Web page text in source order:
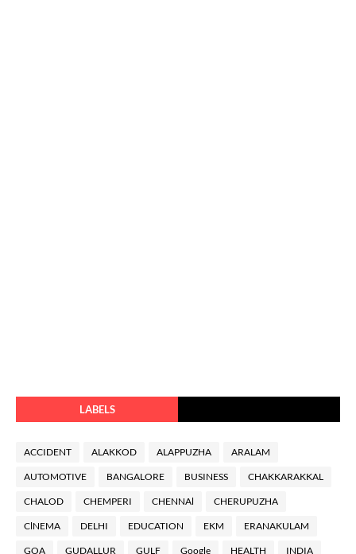
LABELS
ACCIDENT ALAKKOD ALAPPUZHA ARALAM
AUTOMOTIVE BANGALORE BUSINESS CHAKKARAKKAL
CHALOD CHEMPERI CHENNAl CHERUPUZHA
ClNEMA DELHI EDUCATION EKM ERANAKULAM
GOA GUDALLUR GULF Google HEALTH INDIA